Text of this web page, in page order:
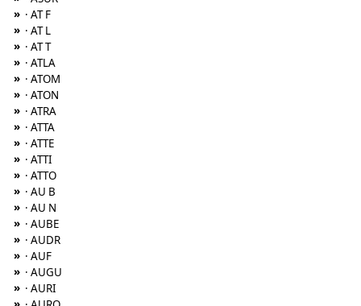
» · AT F
» · AT L
» · AT T
» · ATLA
» · ATOM
» · ATON
» · ATRA
» · ATTA
» · ATTE
» · ATTI
» · ATTO
» · AU B
» · AU N
» · AUBE
» · AUDR
» · AUF
» · AUGU
» · AURI